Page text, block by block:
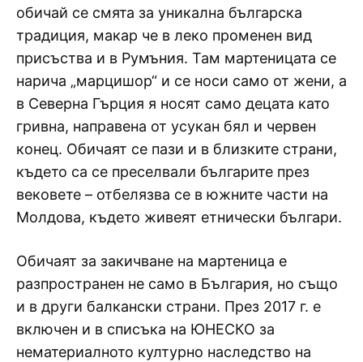
обичай се смята за уникална българска
традиция, макар че в леко променен вид
присъства и в Румъния. Там мартеницата се
нарича „марцишор“ и се носи само от жени, а
в Северна Гърция я носят само децата като
гривна, направена от усукан бял и червен
конец. Обичаят се пази и в близките страни,
където са се преселвали българите през
вековете – отбелязва се в южните части на
Молдова, където живеят етнически българи.
Обичаят за закичване на мартеница е
разпространен не само в България, но също
и в други балкански страни. През 2017 г. е
включен и в списъка на ЮНЕСКО за
нематериалното културно наследство на